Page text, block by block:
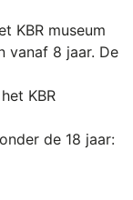
KBR museum
vanaf 8 jaar. De
KBR
de 18 jaar: